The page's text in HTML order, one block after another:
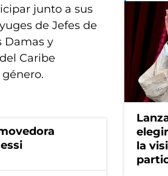
junto a sus
de Jefes de
Damas y
Caribe
la